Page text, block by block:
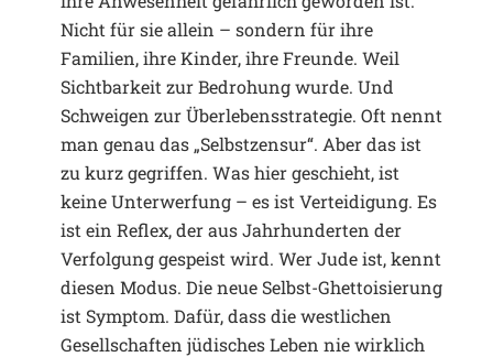
Nicht für sie allein – sondern für ihre
Familien, ihre Kinder, ihre Freunde. Weil
Sichtbarkeit zur Bedrohung wurde. Und
Schweigen zur Überlebensstrategie. Oft nennt
man genau das „Selbstzensur“. Aber das ist
zu kurz gegriffen. Was hier geschieht, ist
keine Unterwerfung – es ist Verteidigung. Es
ist ein Reflex, der aus Jahrhunderten der
Verfolgung gespeist wird. Wer Jude ist, kennt
diesen Modus. Die neue Selbst-Ghettoisierung
ist Symptom. Dafür, dass die westlichen
Gesellschaften jüdisches Leben nie wirklich